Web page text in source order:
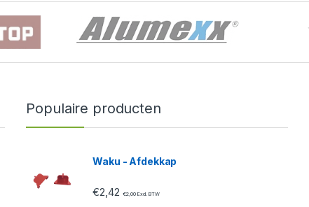
Populaire producten
Waku - Afdekkap
€2,42 €2,00Excl. BTW